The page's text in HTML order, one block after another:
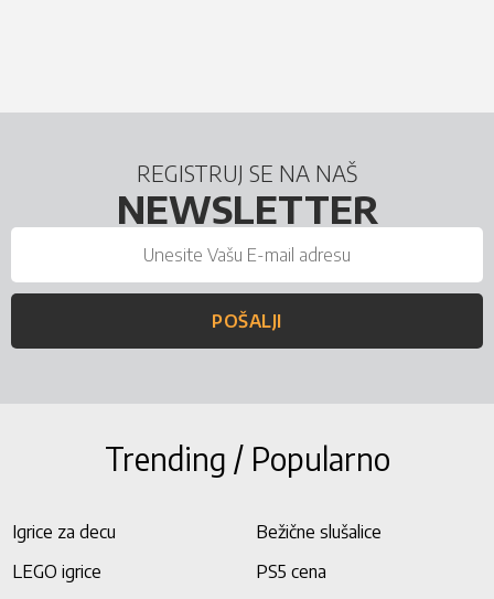
REGISTRUJ SE NA NAŠ
NEWSLETTER
POŠALJI
Trending / Popularno
Igrice za decu
Bežične slušalice
LEGO igrice
PS5 cena